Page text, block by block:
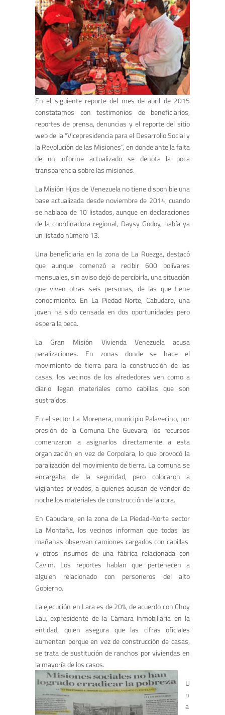
En el siguiente reporte del mes de abril de 2015
constatamos con testimonios de beneficiarios,
reportes de prensa, denuncias y el reporte del sitio
web de la “Vicepresidencia para el Desarrollo Social y
la Revolución de las Misiones”, en donde ante la falta
de un informe actualizado se denota la poca
transparencia sobre las misiones.
La Misión Hijos de Venezuela no tiene disponible una
base actualizada desde noviembre de 2014, cuando
se hablaba de 10 listados, aunque en declaraciones
de la coordinadora regional, Daysy Godoy, había ya
un listado número 13.
Una beneficiaria en la zona de La Ruezga, destacó
que aunque comenzó a recibir 600 bolívares
mensuales, sin aviso dejó de percibirla, una situación
que viven otras seis personas, de las que tiene
conocimiento. En La Piedad Norte, Cabudare, una
joven ha sido censada en dos oportunidades pero
espera la beca.
La Gran Misión Vivienda Venezuela acusa
paralizaciones. En zonas donde se hace el
movimiento de tierra para la construcción de las
casas, los vecinos de los alrededores ven como a
diario llegan materiales como cabillas que son
sustraídos.
En el sector La Morenera, municipio Palavecino, por
presión de la Comuna Che Guevara, los recursos
comenzaron a asignarlos directamente a esta
organización en vez de Corpolara, lo que provocó la
paralización del movimiento de tierra. La comuna se
encargaba de la seguridad, pero colocaron a
vigilantes privados, a quienes acusan de vender de
noche los materiales de construcción de la obra.
En Cabudare, en la zona de La Piedad-Norte sector
La Montaña, los vecinos informan que todas las
mañanas observan camiones cargados con cabillas
y otros insumos de una fábrica relacionada con
Cavim. Los reportes hablan que pertenecen a
alguien relacionado con personeros del alto
Gobierno.
La ejecución en Lara es de 20%, de acuerdo con Choy
Lau, expresidente de la Cámara Inmobiliaria en la
entidad, quien asegura que las cifras oficiales
aumentan porque en vez de construcción de casas,
se trata de sustitución de ranchos por viviendas en
la mayoría de los casos.
U
n
a